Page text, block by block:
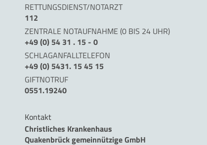
RETTUNGSDIENST/NOTARZT
112
ZENTRALE NOTAUFNAHME (0 BIS 24 UHR)
+49 (0) 54 31 . 15 - 0
SCHLAGANFALLTELEFON
+49 (0) 5431. 15 45 15
GIFTNOTRUF
0551.19240
Kontakt
Christliches Krankenhaus
Quakenbrück gemeinnützige GmbH